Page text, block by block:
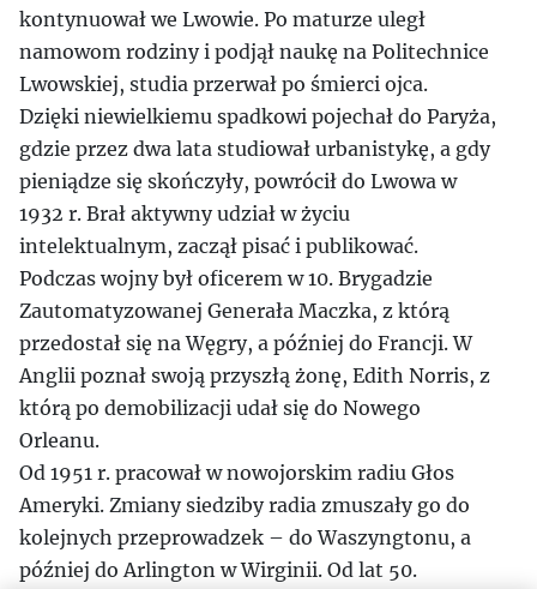
kontynuował we Lwowie. Po maturze uległ
namowom rodziny i podjął naukę na Politechnice
Lwowskiej, studia przerwał po śmierci ojca.
Dzięki niewielkiemu spadkowi pojechał do Paryża,
gdzie przez dwa lata studiował urbanistykę, a gdy
pieniądze się skończyły, powrócił do Lwowa w
1932 r. Brał aktywny udział w życiu
intelektualnym, zaczął pisać i publikować.
Podczas wojny był oficerem w 10. Brygadzie
Zautomatyzowanej Generała Maczka, z którą
przedostał się na Węgry, a później do Francji. W
Anglii poznał swoją przyszłą żonę, Edith Norris, z
którą po demobilizacji udał się do Nowego
Orleanu.
Od 1951 r. pracował w nowojorskim radiu Głos
Ameryki. Zmiany siedziby radia zmuszały go do
kolejnych przeprowadzek – do Waszyngtonu, a
później do Arlington w Wirginii. Od lat 50.